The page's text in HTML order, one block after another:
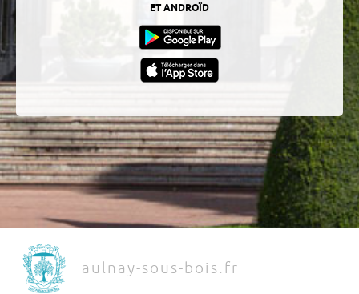
ET ANDROÏD
aulnay-sous-bois.fr